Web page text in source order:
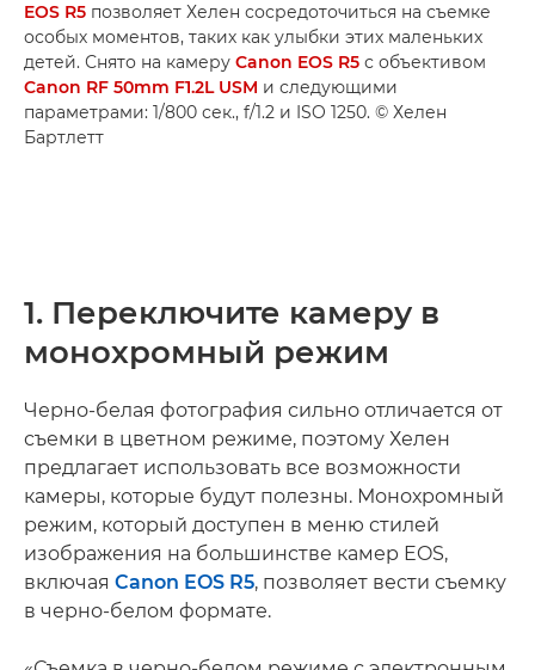
EOS R5 позволяет Хелен сосредоточиться на съемке
особых моментов, таких как улыбки этих маленьких
детей. Снято на камеру Canon EOS R5 с объективом
Canon RF 50mm F1.2L USM и следующими
параметрами: 1/800 сек., f/1.2 и ISO 1250. © Хелен
Бартлетт
1. Переключите камеру в
монохромный режим
Черно-белая фотография сильно отличается от
съемки в цветном режиме, поэтому Хелен
предлагает использовать все возможности
камеры, которые будут полезны. Монохромный
режим, который доступен в меню стилей
изображения на большинстве камер EOS,
включая Canon EOS R5, позволяет вести съемку
в черно-белом формате.